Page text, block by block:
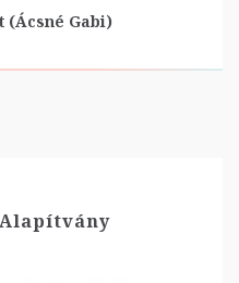
(Ácsné Gabi)